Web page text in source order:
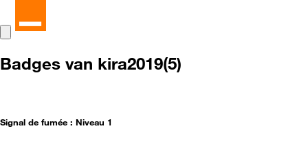
Badges van kira2019(5)
Signal de fumée : Niveau 1